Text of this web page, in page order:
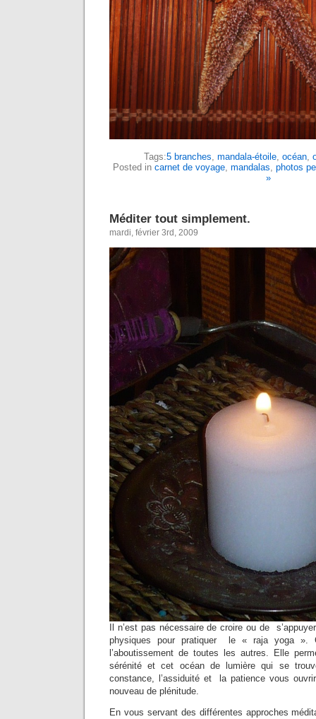
Tags:5 branches, mandala-étoile, océan,
Posted in carnet de voyage, mandalas, photos
»
Méditer tout simplement.
mardi, février 3rd, 2009
Il n’est pas nécessaire de croire ou de
physiques pour pratiquer le « raja yoga ».
l’aboutissement de toutes les autres. Elle
sérénité et cet océan de lumière qui se
constance, l’assiduité et la patience vous
nouveau de plénitude.
En vous servant des différentes approches